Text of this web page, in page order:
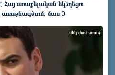
առաքելական եկեղեցու
մաս 3
մեկ ժամ առաջ